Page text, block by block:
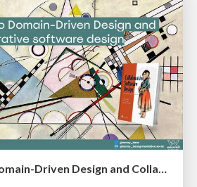
Introduction to Domain-Driven Design and Collaborative software design